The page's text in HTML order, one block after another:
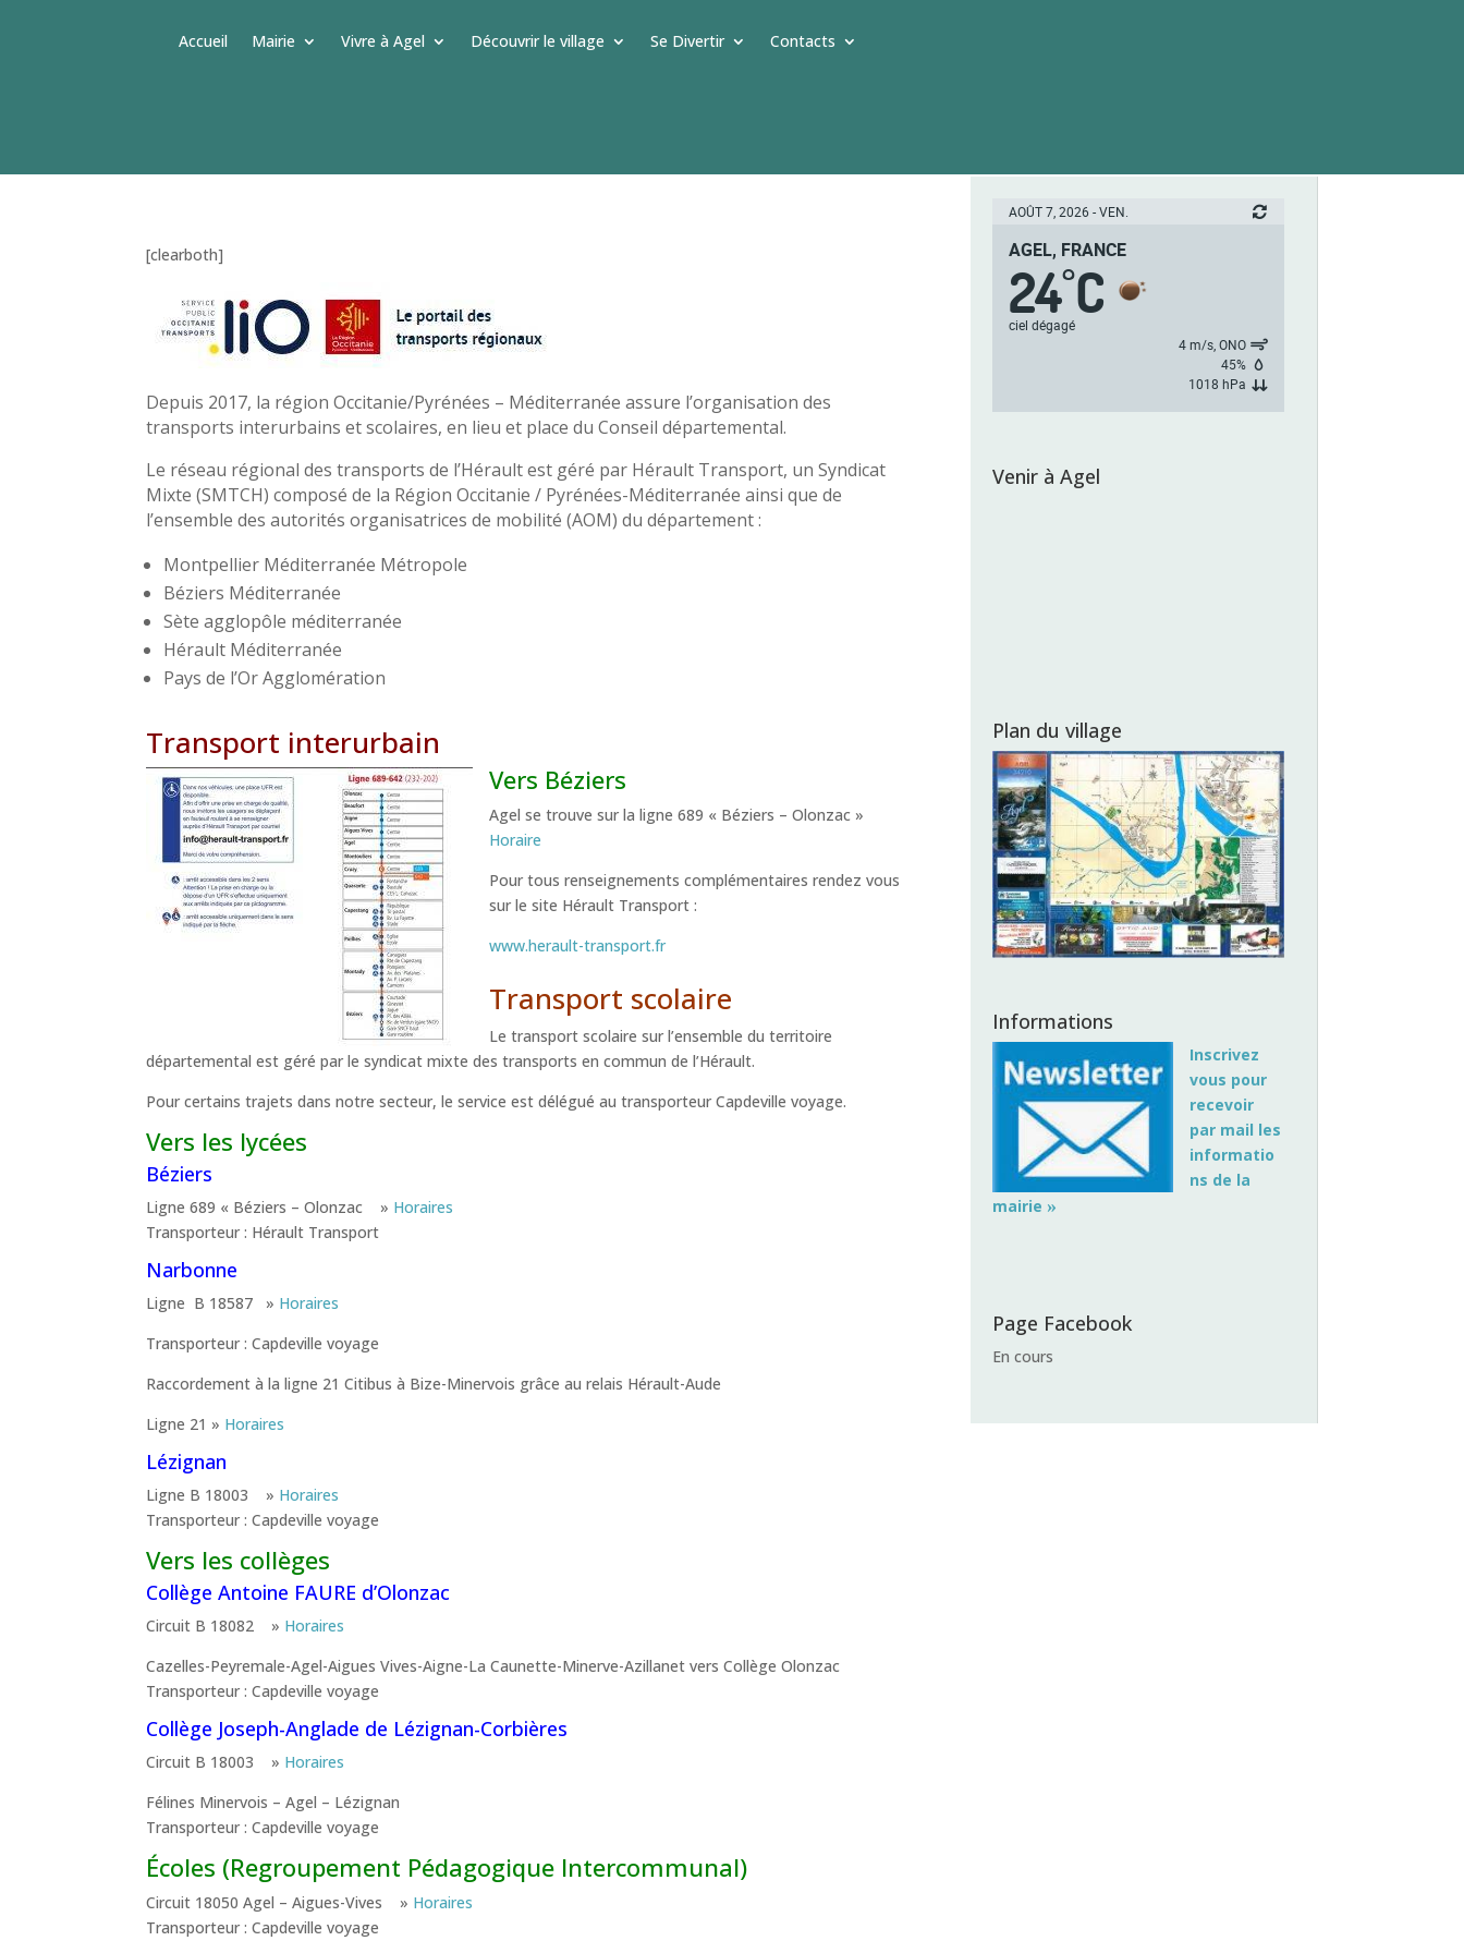
Accueil Mairie Vivre à Agel Découvrir le village Se Divertir Contacts
[clearboth]
Depuis 2017, la région Occitanie/Pyrénées – Méditerranée assure l’organisation des
transports interurbains et scolaires, en lieu et place du Conseil départemental.
Le réseau régional des transports de l’Hérault est géré par Hérault Transport, un Syndicat
Mixte (SMTCH) composé de la Région Occitanie / Pyrénées-Méditerranée ainsi que de
l’ensemble des autorités organisatrices de mobilité (AOM) du département :
Montpellier Méditerranée Métropole
Béziers Méditerranée
Sète agglopôle méditerranée
Hérault Méditerranée
Pays de l’Or Agglomération
Transport interurbain
Vers Béziers
Agel se trouve sur la ligne 689 « Béziers – Olonzac »
Horaire
Pour tous renseignements complémentaires rendez vous
sur le site Hérault Transport :
www.herault-transport.fr
Transport scolaire
Le transport scolaire sur l’ensemble du territoire
départemental est géré par le syndicat mixte des transports en commun de l’Hérault.
Pour certains trajets dans notre secteur, le service est délégué au transporteur Capdeville voyage.
Vers les lycées
Béziers
Ligne 689 « Béziers – Olonzac » Horaires
Transporteur : Hérault Transport
Narbonne
Ligne B 18587 » Horaires
Transporteur : Capdeville voyage
Raccordement à la ligne 21 Citibus à Bize-Minervois grâce au relais Hérault-Aude
Ligne 21 » Horaires
Lézignan
Ligne B 18003 » Horaires
Transporteur : Capdeville voyage
Vers les collèges
Collège Antoine FAURE d’Olonzac
Circuit B 18082 » Horaires
Cazelles-Peyremale-Agel-Aigues Vives-Aigne-La Caunette-Minerve-Azillanet vers Collège Olonzac
Transporteur : Capdeville voyage
Collège Joseph-Anglade de Lézignan-Corbières
Circuit B 18003 » Horaires
Félines Minervois – Agel – Lézignan
Transporteur : Capdeville voyage
Écoles (Regroupement Pédagogique Intercommunal)
Circuit 18050 Agel – Aigues-Vives » Horaires
Transporteur : Capdeville voyage
AOÛT 7, 2026 - VEN.
AGEL, FRANCE
24°C
ciel dégagé
4 m/s, ONO
45%
1018 hPa
Venir à Agel
Plan du village
Informations
Inscrivez
vous pour
recevoir
par mail les
informatio
ns de la
mairie »
Page Facebook
En cours